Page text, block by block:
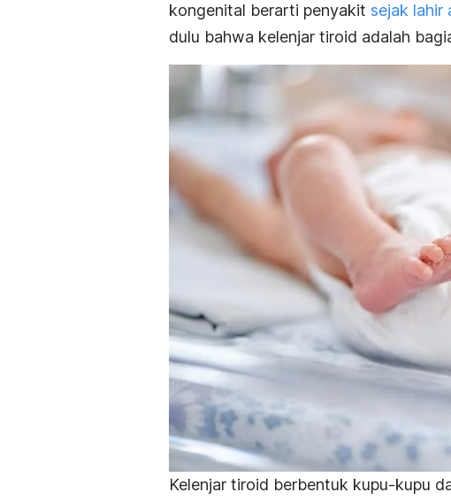
kongenital berarti penyakit sejak lahir
dulu bahwa kelenjar tiroid adalah
Kelenjar tiroid berbentuk kupu-kupu